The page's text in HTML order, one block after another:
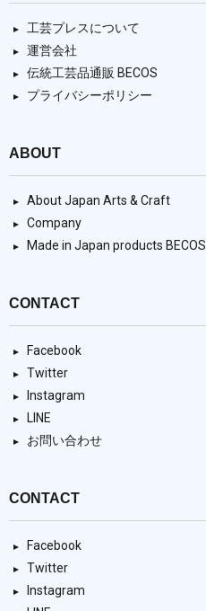
工芸プレスについて
運営会社
伝統工芸品通販 BECOS
プライバシーポリシー
ABOUT
About Japan Arts & Craft
Company
Made in Japan products BECOS
CONTACT
Facebook
Twitter
Instagram
LINE
お問い合わせ
CONTACT
Facebook
Twitter
Instagram